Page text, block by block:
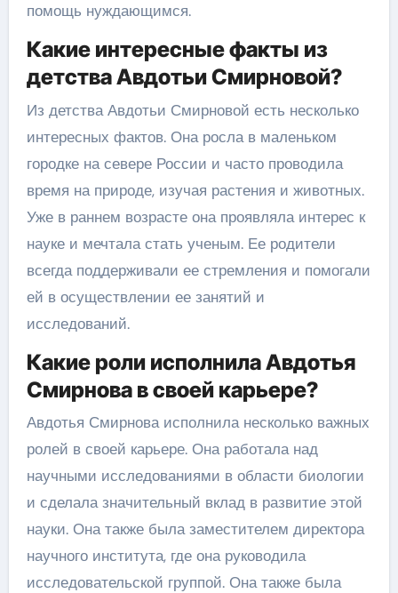
помощь нуждающимся.
Какие интересные факты из
детства Авдотьи Смирновой?
Из детства Авдотьи Смирновой есть несколько
интересных фактов. Она росла в маленьком
городке на севере России и часто проводила
время на природе, изучая растения и животных.
Уже в раннем возрасте она проявляла интерес к
науке и мечтала стать ученым. Ее родители
всегда поддерживали ее стремления и помогали
ей в осуществлении ее занятий и
исследований.
Какие роли исполнила Авдотья
Смирнова в своей карьере?
Авдотья Смирнова исполнила несколько важных
ролей в своей карьере. Она работала над
научными исследованиями в области биологии
и сделала значительный вклад в развитие этой
науки. Она также была заместителем директора
научного института, где она руководила
исследовательской группой. Она также была